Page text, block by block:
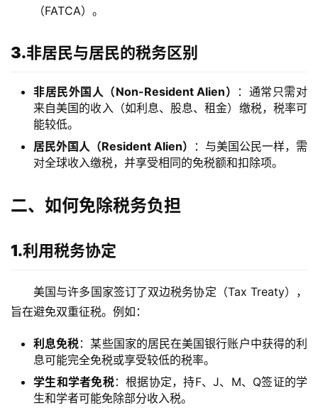
（FATCA）。
3.非居民与居民的税务区别
非居民外国人（Non-Resident Alien）
：通常只需对
来自美国的收入（如利息、股息、租金）缴税，税率可
能较低。
居民外国人（Resident Alien）
：与美国公民一样，需
对全球收入缴税，并享受相同的免税额和扣除项。
二、如何免除税务负担
1.利用税务协定
美国与许多国家签订了双边税务协定（Tax Treaty），
旨在避免双重征税。例如：
利息免税：某些国家的居民在美国银行账户中获得的利
息可能完全免税或享受较低的税率。
学生和学者免税：根据协定，持F、J、M、Q签证的学
生和学者可能免除部分收入税。